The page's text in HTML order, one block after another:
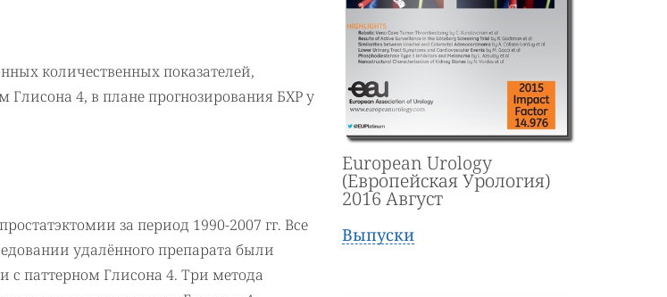
количественных показателей,
Глисона 4, в плане прогнозирования БХР у
за период 1990-2007 гг. Все
удалённого препарата были
с паттерном Глисона 4. Три метода
European Urology
(Европейская Урология)
2016 Август
Выпуски